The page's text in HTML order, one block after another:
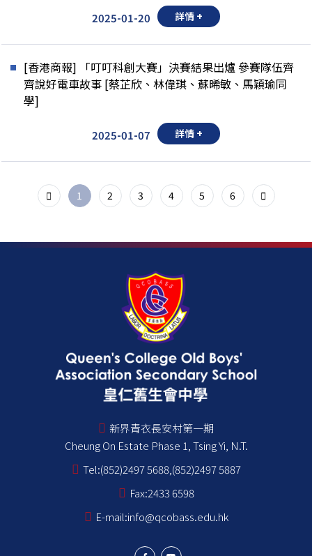
2025-01-20 詳情 +
[香港商報] 「叮叮科創大賽」決賽結果出爐 參賽隊伍齊
齊說好電車故事 [蔡芷欣、林偉琪、蘇晞敏、馬穎瑜同
學]
2025-01-07 詳情 +
1 2 3 4 5 6
新界青衣長安村第一期
Cheung On Estate Phase 1, Tsing Yi, N.T.
Tel:(852)2497 5688,(852)2497 5887
Fax:2433 6598
E-mail:info@qcobass.edu.hk